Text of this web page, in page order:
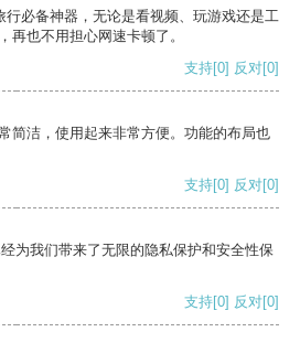
行必备神器，无论是看视频、玩游戏还是工
再也不用担心网速卡顿了。
支持[0] 反对[0]
简洁，使用起来非常方便。功能的布局也
支持[0] 反对[0]
为我们带来了无限的隐私保护和安全性保
支持[0] 反对[0]